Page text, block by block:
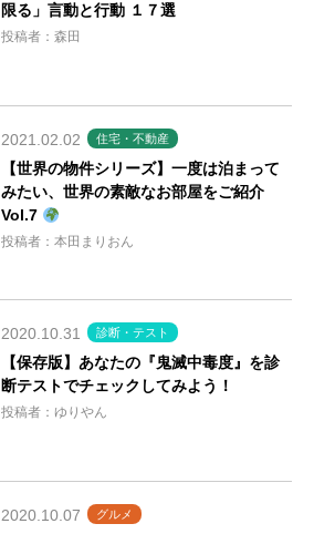
限る」言動と行動 １７選
投稿者：森田
2021.02.02 住宅・不動産
【世界の物件シリーズ】一度は泊まって
みたい、世界の素敵なお部屋をご紹介
Vol.7
投稿者：本田まりおん
2020.10.31 診断・テスト
【保存版】あなたの『鬼滅中毒度』を診
断テストでチェックしてみよう！
投稿者：ゆりやん
2020.10.07 グルメ